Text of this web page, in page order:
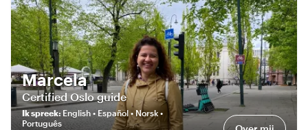
Marcela
Certified Oslo guide
Ik spreek: English • Español • Norsk •
Português